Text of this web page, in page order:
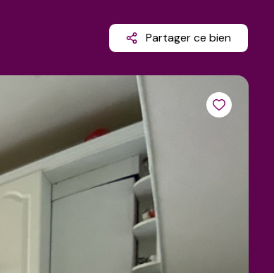
Partager ce bien